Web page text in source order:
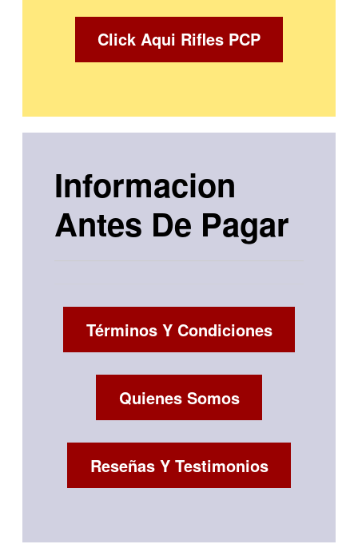
Click Aqui Rifles PCP
Informacion
Antes De Pagar
Términos Y Condiciones
Quienes Somos
Reseñas Y Testimonios